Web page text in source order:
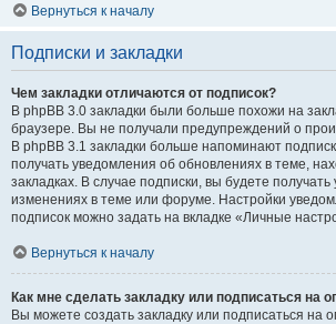
Вернуться к началу
Подписки и закладки
Чем закладки отличаются от подписок?
В phpBB 3.0 закладки были больше похожи на
браузере. Вы не получали предупреждений о
В phpBB 3.1 закладки больше напоминают
получать уведомления об обновлениях в теме,
закладках. В случае подписки, вы будете
изменениях в теме или форуме. Настройки
подписок можно задать на вкладке «Личные
Вернуться к началу
Как мне сделать закладку или подписаться на
Вы можете создать закладку или подписаться на